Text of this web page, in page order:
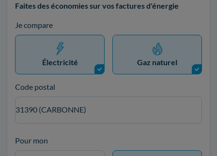
Faites des économies sur vos factures d'énergie
Je compare
Électricité Gaz naturel
Code postal
31390 (CARBONNE)
Pour mon